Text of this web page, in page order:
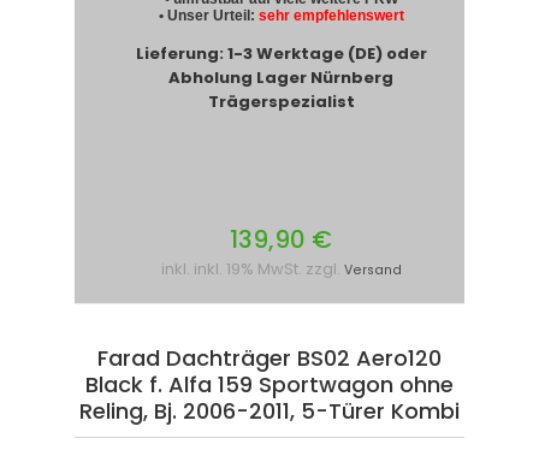
• Unser Urteil: sehr empfehlenswert
Lieferung: 1-3 Werktage (DE) oder
Abholung Lager Nürnberg
Trägerspezialist
139,90 €
inkl. inkl. 19% MwSt. zzgl. Versand
Farad Dachträger BS02 Aero120
Black f. Alfa 159 Sportwagon ohne
Reling, Bj. 2006-2011, 5-Türer Kombi